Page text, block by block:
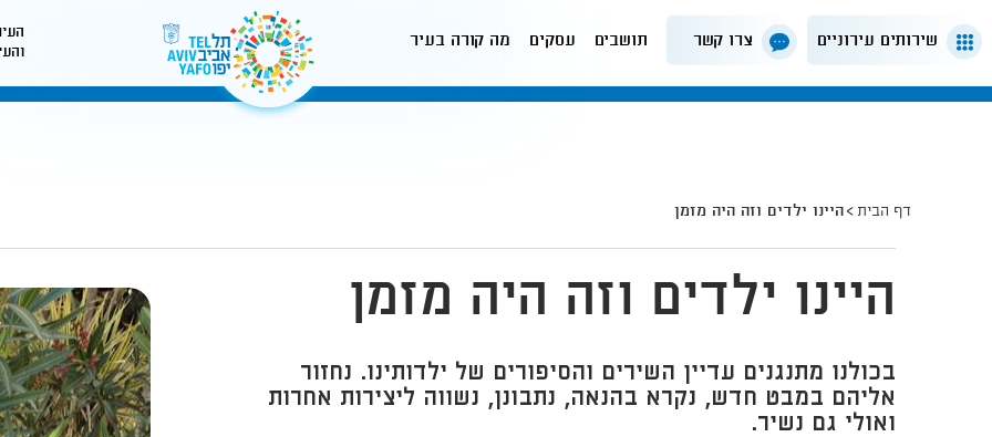
שירותים עירוניים צרו קשר תושבים עסקים מה קורה בעיר
דף הבית היינו ילדים וזה היה מזמן
היינו ילדים וזה היה מזמן
בכולנו מתנגנים עדיין השירים והסיפורים של ילדותינו. נחזור
אליהם במבט חדש, נקרא בהנאה, נתבונן, נשווה ליצירות אחרות
ואולי גם נשיר.